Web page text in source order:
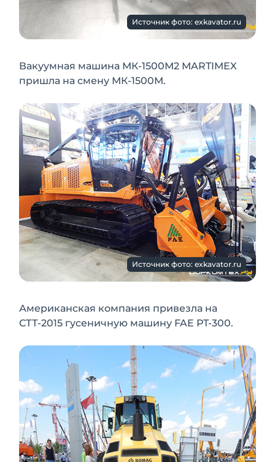
Источник фото: exkavator.ru
Вакуумная машина МК-1500М2 MARTIMEX
пришла на смену МК-1500М.
Источник фото: exkavator.ru
Американская компания привезла на
СТТ-2015 гусеничную машину FAE PT-300.